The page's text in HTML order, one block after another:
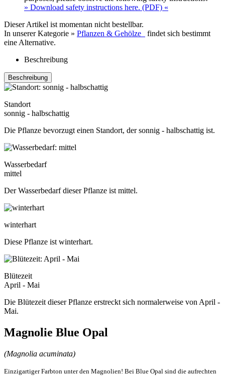
» Download safety instructions here. (PDF) «
Dieser Artikel ist momentan nicht bestellbar.
In unserer Kategorie » Pflanzen & Gehölze
findet sich bestimmt
eine Alternative.
Beschreibung
Beschreibung
Standort
sonnig - halbschattig
Die Pflanze bevorzugt einen Standort, der sonnig - halbschattig ist.
Wasserbedarf
mittel
Der Wasserbedarf dieser Pflanze ist mittel.
winterhart
Diese Pflanze ist winterhart.
Blütezeit
April - Mai
Die Blütezeit dieser Pflanze erstreckt sich normalerweise von April -
Mai.
Magnolie Blue Opal
(Magnolia acuminata)
Einzigartiger Farbton unter den Magnolien! Bei Blue Opal sind die aufrechten